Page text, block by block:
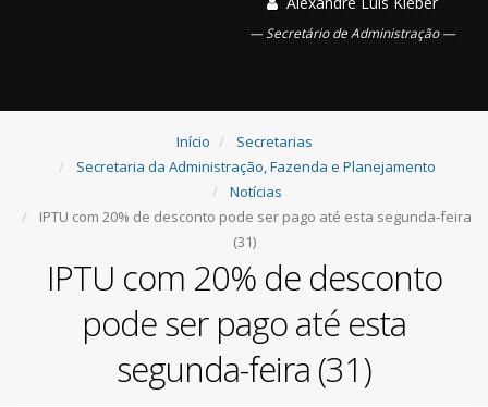
Secretário de Administração
Início
Secretarias
Secretaria da Administração, Fazenda e Planejamento
Notícias
IPTU com 20% de desconto pode ser pago até esta segunda-feira
(31)
IPTU com 20% de desconto
pode ser pago até esta
segunda-feira (31)